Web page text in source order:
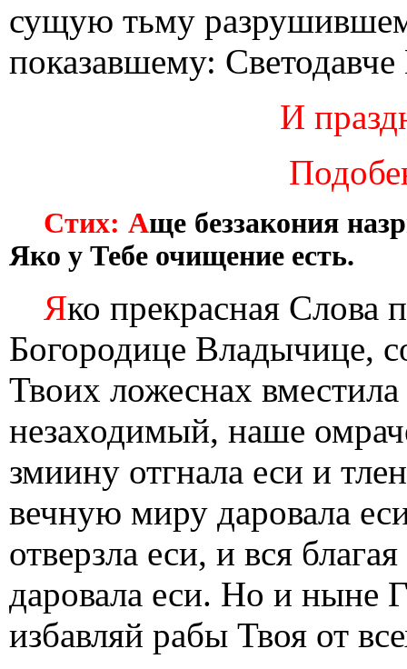
сущую тьму
показавшему:
И
Стих: Аще беззакония
Яко у Тебе очищение есть.
Яко прекрасная Слова
Богородице Владычице,
Твоих ложеснах
незаходимый, наше
змиину отгнала еси и
вечную миру даровала
отверзла еси, и вся
даровала еси. Но и ныне
избавляй рабы Твоя от